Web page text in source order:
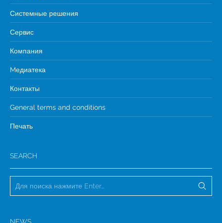
Системные решения
Сервис
Компания
Mедиатека
Контакты
General terms and conditions
Печать
SEARCH
NEWS